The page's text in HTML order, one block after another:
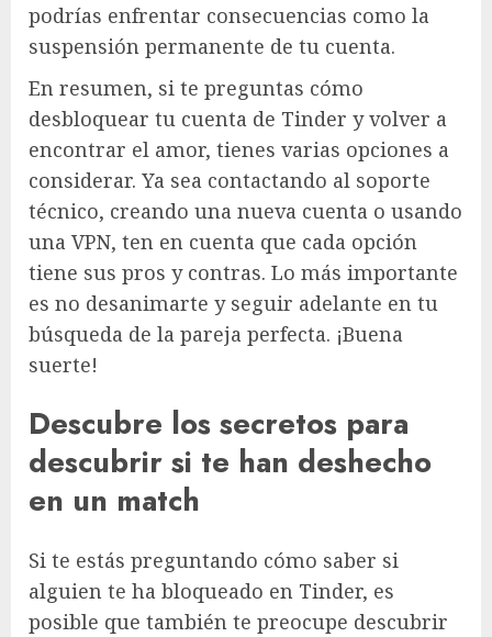
podrías enfrentar consecuencias como la
suspensión permanente de tu cuenta.
En resumen, si te preguntas cómo
desbloquear tu cuenta de Tinder y volver a
encontrar el amor, tienes varias opciones a
considerar. Ya sea contactando al soporte
técnico, creando una nueva cuenta o usando
una VPN, ten en cuenta que cada opción
tiene sus pros y contras. Lo más importante
es no desanimarte y seguir adelante en tu
búsqueda de la pareja perfecta. ¡Buena
suerte!
Descubre los secretos para
descubrir si te han deshecho
en un match
Si te estás preguntando cómo saber si
alguien te ha bloqueado en Tinder, es
posible que también te preocupe descubrir